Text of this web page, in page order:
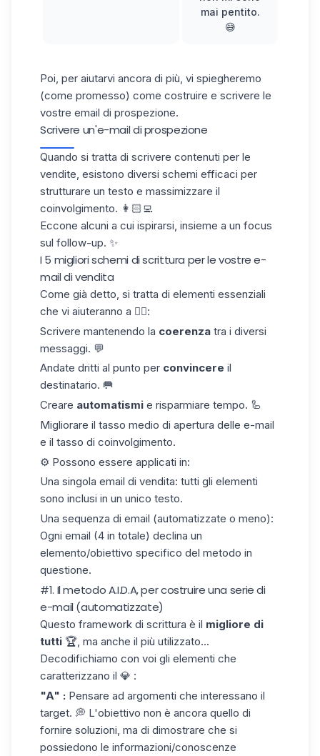
mai pentito.
😅
Poi, per aiutarvi ancora di più, vi spiegheremo
(come promesso) come costruire e scrivere le
vostre email di prospezione.
Scrivere un'e-mail di prospezione
Quando si tratta di scrivere contenuti per le
vendite, esistono diversi schemi efficaci per
strutturare un testo e massimizzare il
coinvolgimento. 👩🏻‍💻
Eccone alcuni a cui ispirarsi, insieme a un focus
sul follow-up. ✨
I 5 migliori schemi di scrittura per le vostre e-
mail di vendita
Come già detto, si tratta di elementi essenziali
che vi aiuteranno a 👇🏼:
Scrivere mantenendo la coerenza tra i diversi
messaggi. 💬
Andate dritti al punto per convincere il
destinatario. 🥅
Creare automatismi e risparmiare tempo. 🦾
Migliorare il tasso medio di apertura delle e-mail
e il tasso di coinvolgimento.
⚙️ Possono essere applicati in:
Una singola email di vendita: tutti gli elementi
sono inclusi in un unico testo.
Una sequenza di email (automatizzate o meno):
Ogni email (4 in totale) declina un
elemento/obiettivo specifico del metodo in
questione.
#1. Il metodo A.I.D.A, per costruire una serie di
e-mail (automatizzate)
Questo framework di scrittura è il migliore di
tutti 🏆, ma anche il più utilizzato...
Decodifichiamo con voi gli elementi che
caratterizzano il 💎 :
"A" : Pensare ad argomenti che interessano il
target. 💭 L'obiettivo non è ancora quello di
fornire soluzioni, ma di dimostrare che si
possiedono le informazioni/conoscenze